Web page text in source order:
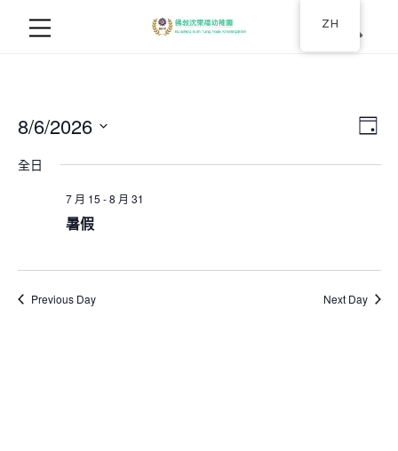
视
图
视
日
8/6/2026
择
全日
7 月 15 -8 月 31
暑假
Previous Day Next Day
ZH